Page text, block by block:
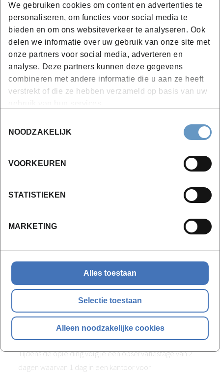
We gebruiken cookies om content en advertenties te
personaliseren, om functies voor social media te
bieden en om ons websiteverkeer te analyseren. Ook
delen we informatie over uw gebruik van onze site met
onze partners voor social media, adverteren en
analyse. Deze partners kunnen deze gegevens
combineren met andere informatie die u aan ze heeft
verstrekt of die ze hebben verzameld op basis van uw
NOODZAKELIJK
VOORKEUREN
STATISTIEKEN
MARKETING
Alles toestaan
Selectie toestaan
Alleen noodzakelijke cookies
Module 5: Klantgerichte communicatie in het
vastgoedkantoor - 24 lesuren inclusief evaluatie
Schriftelijke communicatie met internen, klanten
en andere externen
Aanvragen van offertes
en andere externen
Klachtenbehandeling
Evaluatie
Iedere module rond je af met een evaluatie. Dit kan in de
vorm van een examen en/of opdracht.
Tijdens de opleiding volg je een observatiestage van 2
dagen waarvan 1 dag in een kantoor voor